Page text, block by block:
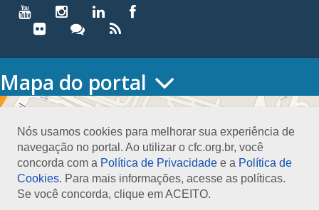
Nós usamos cookies para melhorar sua experiência de
navegação no portal. Ao utilizar o cfc.org.br, você
concorda com a Política de Privacidade e a Política de
Cookies. Para mais informações, acesse as políticas.
Se você concorda, clique em ACEITO.
Mapa do portal
HOME
Conselho Diretor
Nossa Sede
Planejamento
Organograma
Medalha João Lyra